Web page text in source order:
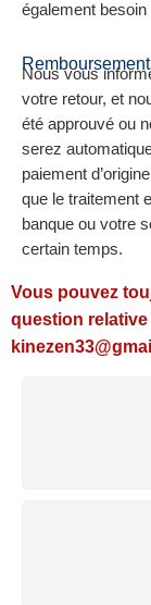
également besoin
Nous vous
votre retour, et
été approuvé ou
serez
paiement
que le traitement
banque ou votre
certain temps.
Vous pouvez
question relative